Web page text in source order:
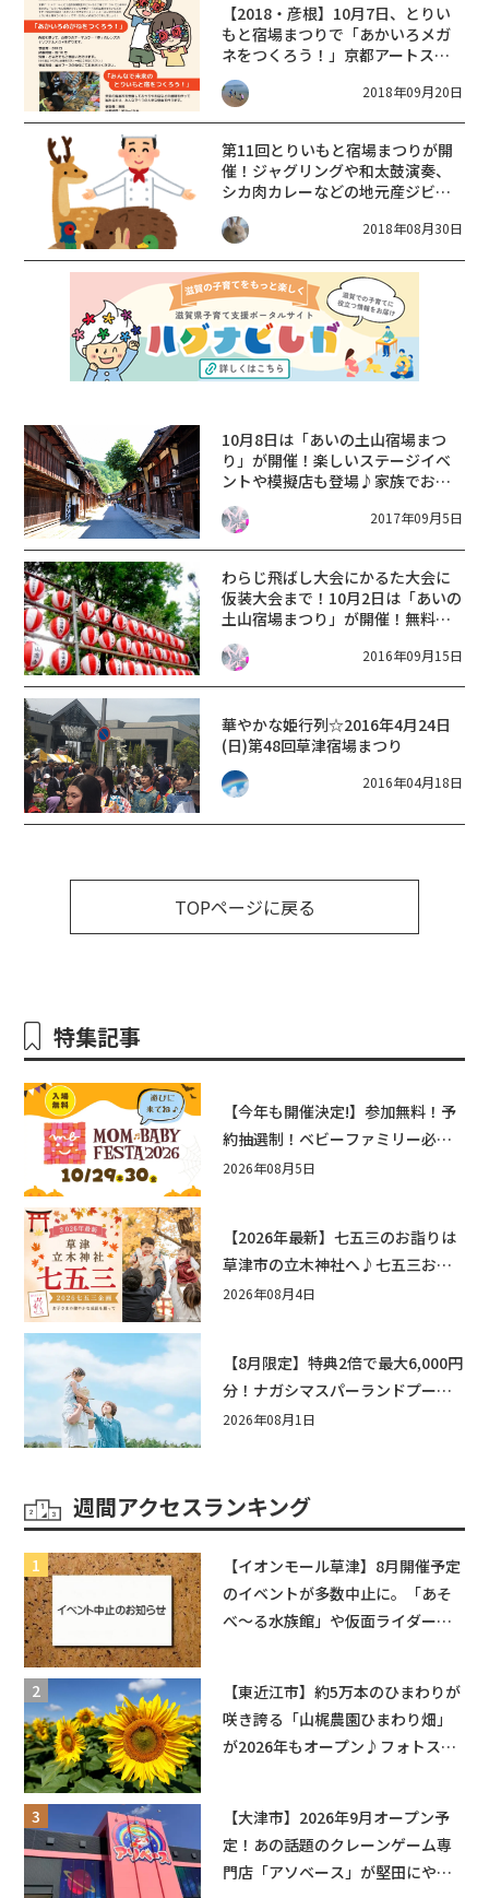
【2018・彦根】10月7日、とりい
もと宿場まつりで「あかいろメガ
ネをつくろう！」京都アートスク
ール＆地元子育てサークルのコラ
ボ企画
2018年09月20日
第11回とりいもと宿場まつりが開
催！ジャグリングや和太鼓演奏、
シカ肉カレーなどの地元産ジビエ
料理レストランも！
2018年08月30日
10月8日は「あいの土山宿場まつ
り」が開催！楽しいステージイベ
ントや模擬店も登場♪家族でお祭
りを楽しもう♪
2017年09月5日
わらじ飛ばし大会にかるた大会に
仮装大会まで！10月2日は「あいの
土山宿場まつり」が開催！無料イ
ベントも盛りだくさん！
2016年09月15日
華やかな姫行列☆2016年4月24日
(日)第48回草津宿場まつり
2016年04月18日
TOPページに戻る
特集記事
【今年も開催決定!】参加無料！予
約抽選制！ベビーファミリー必見
☆入場無料☆10/29(木)30(金)ママ
2026年08月5日
【2026年最新】七五三のお詣りは
草津市の立木神社へ♪七五三お祝
い企画をご紹介！
2026年08月4日
【8月限定】特典2倍で最大6,000円
分！ナガシマスパーランドプール
券や人気パスタ券も当たる☆夏休
2026年08月1日
週間アクセスランキング
【イオンモール草津】8月開催予定
のイベントが多数中止に。「あそ
べ〜る水族館」や仮面ライダーシ
【東近江市】約5万本のひまわりが
咲き誇る「山梶農園ひまわり畑」
が2026年もオープン♪フォトスポ
【大津市】2026年9月オープン予
定！あの話題のクレーンゲーム専
門店「アソベース」が堅田にやっ